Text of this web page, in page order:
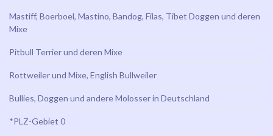
Mastiff, Boerboel, Mastino, Bandog, Filas, Tibet Doggen und deren
Mixe
Pitbull Terrier und deren Mixe
Rottweiler und Mixe, English Bullweiler
Bullies, Doggen und andere Molosser in Deutschland
*PLZ-Gebiet 0